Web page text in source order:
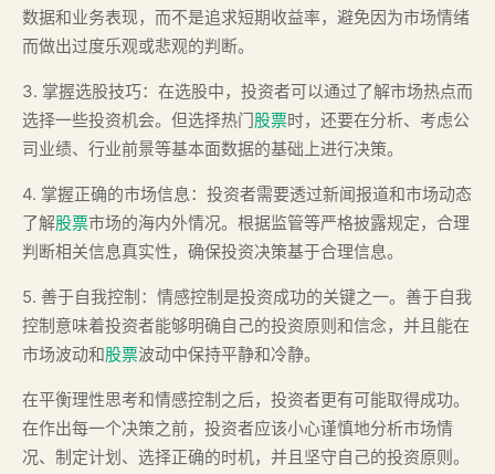
数据和业务表现，而不是追求短期收益率，避免因为市场情绪
而做出过度乐观或悲观的判断。
3. 掌握选股技巧：在选股中，投资者可以通过了解市场热点而
选择一些投资机会。但选择热门股票时，还要在分析、考虑公
司业绩、行业前景等基本面数据的基础上进行决策。
4. 掌握正确的市场信息：投资者需要透过新闻报道和市场动态
了解股票市场的海内外情况。根据监管等严格披露规定，合理
判断相关信息真实性，确保投资决策基于合理信息。
5. 善于自我控制：情感控制是投资成功的关键之一。善于自我
控制意味着投资者能够明确自己的投资原则和信念，并且能在
市场波动和股票波动中保持平静和冷静。
在平衡理性思考和情感控制之后，投资者更有可能取得成功。
在作出每一个决策之前，投资者应该小心谨慎地分析市场情
况、制定计划、选择正确的时机，并且坚守自己的投资原则。